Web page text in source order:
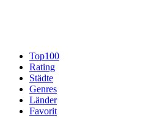
Top100
Rating
Städte
Genres
Länder
Favorit